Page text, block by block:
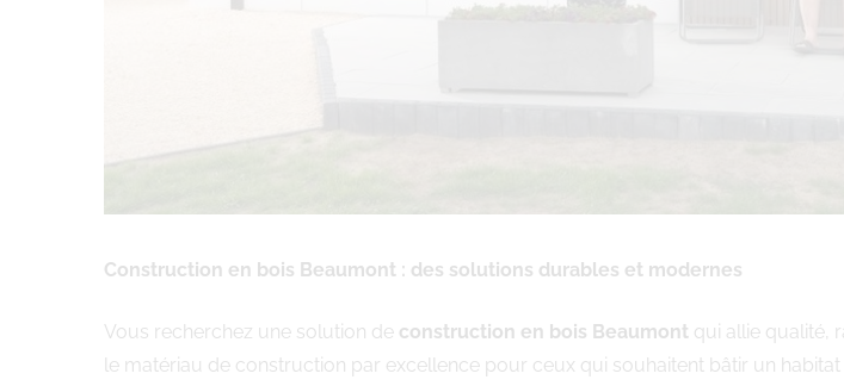
Construction en bois Beaumont : des solutions durables et modernes
Vous recherchez une solution de construction en bois Beaumont qui allie qualité,
le matériau de construction par excellence pour ceux qui souhaitent bâtir un